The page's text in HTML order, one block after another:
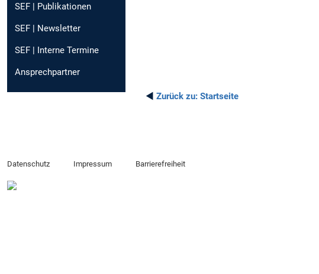
SEF | Publikationen
SEF | Newsletter
SEF | Interne Termine
Ansprechpartner
◄ Zurück zu: Startseite
Datenschutz Impressum Barrierefreiheit